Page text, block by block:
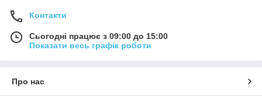
Контакти
Сьогодні працює з 09:00 до 15:00
Показати весь графік роботи
Про нас